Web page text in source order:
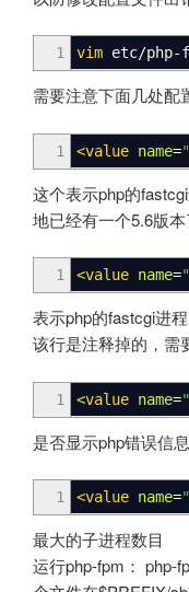
1 vim etc/php-
需要注意下面几处配
1 <value name=
这个表示php的
地已经有一个5.6版
1 <value name=
表示php的fastcgi进
该行是注释掉的，需
1 <value name=
是否显示php错误信息
1 <value name=
最大的子进程数目
运行php-fpm： php-